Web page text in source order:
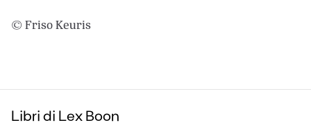
© Friso Keuris
Libri di Lex Boon